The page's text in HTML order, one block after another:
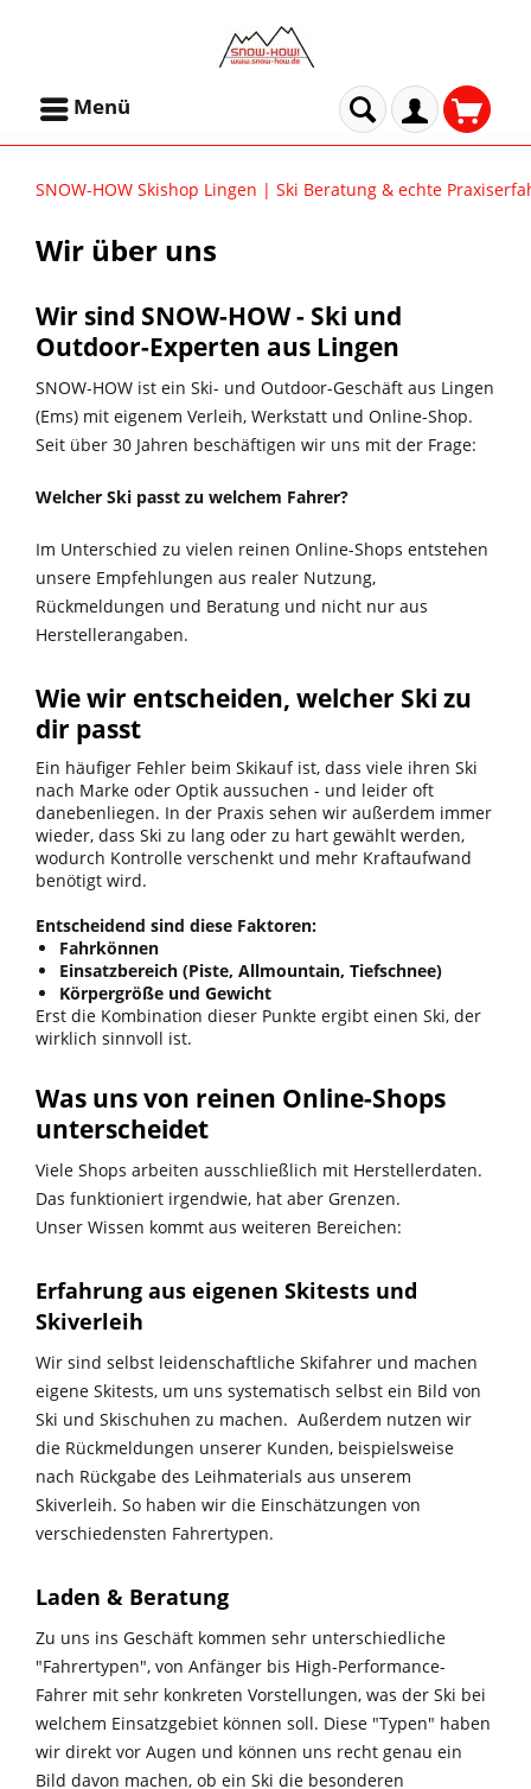
Menü
SNOW-HOW Skishop Lingen | Ski Beratung & echte
Wir über uns
Wir sind SNOW-HOW - Ski und
Outdoor-Experten aus Lingen
SNOW‑HOW ist ein Ski- und Outdoor-Geschäft aus Lingen
(Ems) mit eigenem Verleih, Werkstatt und Online-Shop.
Seit über 30 Jahren beschäftigen wir uns mit der Frage:
Welcher Ski passt zu welchem Fahrer?
Im Unterschied zu vielen reinen Online-Shops entstehen
unsere Empfehlungen aus realer Nutzung,
Rückmeldungen und Beratung und nicht nur aus
Herstellerangaben.
Wie wir entscheiden, welcher Ski zu
dir passt
Ein häufiger Fehler beim Skikauf ist, dass viele ihren Ski
nach Marke oder Optik aussuchen - und leider oft
danebenliegen. In der Praxis sehen wir außerdem immer
wieder, dass Ski zu lang oder zu hart gewählt werden,
wodurch Kontrolle verschenkt und mehr Kraftaufwand
benötigt wird.
Entscheidend sind diese Faktoren:
Fahrkönnen
Einsatzbereich (Piste, Allmountain, Tiefschnee)
Körpergröße und Gewicht
Erst die Kombination dieser Punkte ergibt einen Ski, der
wirklich sinnvoll ist.
Was uns von reinen Online-Shops
unterscheidet
Viele Shops arbeiten ausschließlich mit Herstellerdaten.
Das funktioniert irgendwie, hat aber Grenzen.
Unser Wissen kommt aus weiteren Bereichen:
Erfahrung aus eigenen Skitests und
Skiverleih
Wir sind selbst leidenschaftliche Skifahrer und machen
eigene Skitests, um uns systematisch selbst ein Bild von
Ski und Skischuhen zu machen. Außerdem nutzen wir
die Rückmeldungen unserer Kunden, beispielsweise
nach Rückgabe des Leihmaterials aus unserem
Skiverleih. So haben wir die Einschätzungen von
verschiedensten Fahrertypen.
Laden & Beratung
Zu uns ins Geschäft kommen sehr unterschiedliche
"Fahrertypen", von Anfänger bis High-Performance-
Fahrer mit sehr konkreten Vorstellungen, was der Ski bei
welchem Einsatzgebiet können soll. Diese "Typen" haben
wir direkt vor Augen und können uns recht genau ein
Bild davon machen, ob ein Ski die besonderen